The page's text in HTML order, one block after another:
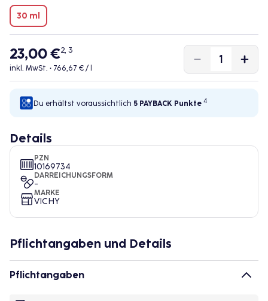
30 ml
23,00 €2, 3
inkl. MwSt. • 766,67 € / l
Du erhältst voraussichtlich 5 PAYBACK Punkte 4
Details
PZN
10169734
DARREICHUNGSFORM
-
MARKE
VICHY
Pflichtangaben und Details
Pflichtangaben